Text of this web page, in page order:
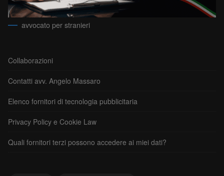
avvocato per stranieri
Collaborazioni
Contatti avv. Angelo Massaro
Elenco fornitori di tecnologia pubblicitaria
Privacy Policy e Cookie Law
Quali fornitori terzi possono accedere ai miei dati?